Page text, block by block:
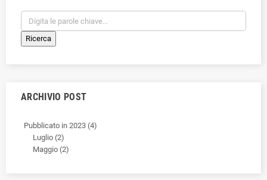
ARCHIVIO POST
Pubblicato in 2023 (4)
Luglio (2)
Maggio (2)